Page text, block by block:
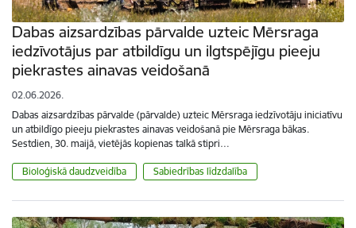
Dabas aizsardzības pārvalde uzteic Mērsraga
iedzīvotājus par atbildīgu un ilgtspējīgu pieeju
piekrastes ainavas veidošanā
02.06.2026.
Dabas aizsardzības pārvalde (pārvalde) uzteic Mērsraga iedzīvotāju iniciatīvu
un atbildīgo pieeju piekrastes ainavas veidošanā pie Mērsraga bākas.
Sestdien, 30. maijā, vietējās kopienas talkā stipri…
Bioloģiskā daudzveidība Sabiedrības līdzdalība